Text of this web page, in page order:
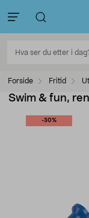
Forside Fritid
Swim & fun,
-30%